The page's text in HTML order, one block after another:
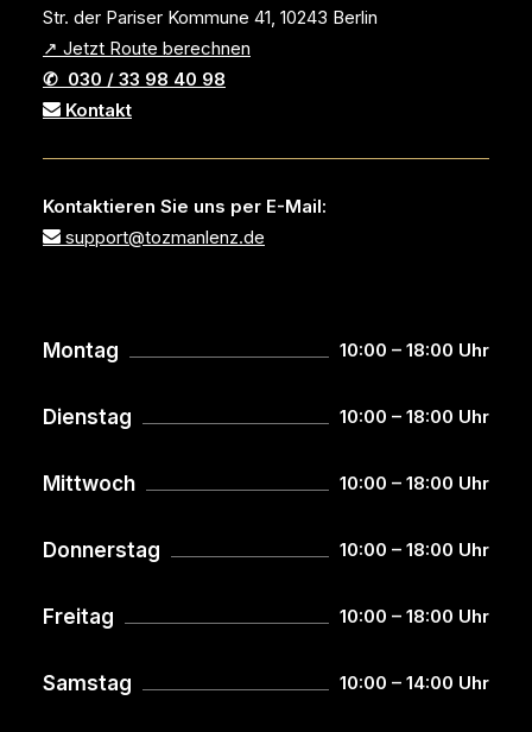
Str. der Pariser Kommune 41, 10243 Berlin
↗ Jetzt Route berechnen
✆ 030 / 33 98 40 98
Kontakt
Kontaktieren Sie uns per E-Mail:
support@tozmanlenz.de
Montag 10:00 – 18:00 Uhr
Dienstag 10:00 – 18:00 Uhr
Mittwoch 10:00 – 18:00 Uhr
Donnerstag 10:00 – 18:00 Uhr
Freitag 10:00 – 18:00 Uhr
Samstag 10:00 – 14:00 Uhr